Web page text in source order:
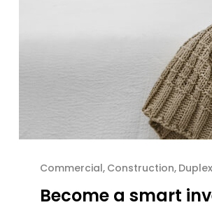
Commercial Construction
Become a smart